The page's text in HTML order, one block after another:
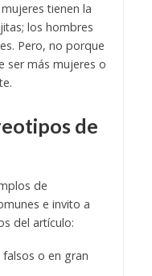
tienen la
los hombres
Pero, no porque
ser más mujeres o
de
de
e invito a
del artículo:
o en gran